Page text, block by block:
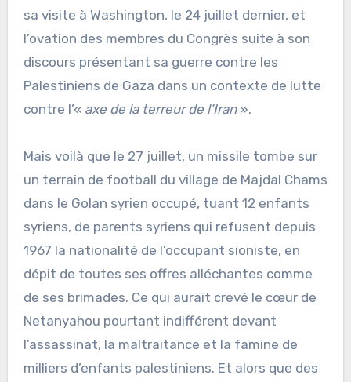
sa visite à Washington, le 24 juillet dernier, et
l’ovation des membres du Congrès suite à son
discours présentant sa guerre contre les
Palestiniens de Gaza dans un contexte de lutte
contre l’« axe de la terreur de l’Iran».
Mais voilà que le 27 juillet, un missile tombe sur
un terrain de football du village de Majdal Chams
dans le Golan syrien occupé, tuant 12 enfants
syriens, de parents syriens qui refusent depuis
1967 la nationalité de l’occupant sioniste, en
dépit de toutes ses offres alléchantes comme
de ses brimades. Ce qui aurait crevé le cœur de
Netanyahou pourtant indifférent devant
l’assassinat, la maltraitance et la famine de
milliers d’enfants palestiniens. Et alors que des